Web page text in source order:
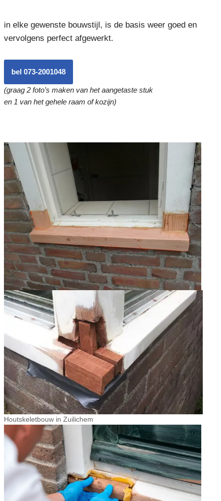
in elke gewenste bouwstijl, is de basis weer goed en
vervolgens perfect afgewerkt.
bel 073-2001048
(graag 2 foto’s maken van het aangetaste stuk
en 1 van het gehele raam of kozijn)
Houtskeletbouw in Zuilichem